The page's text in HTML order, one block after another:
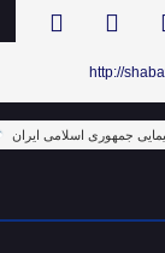
http://
جمهوری اسلامی ایران